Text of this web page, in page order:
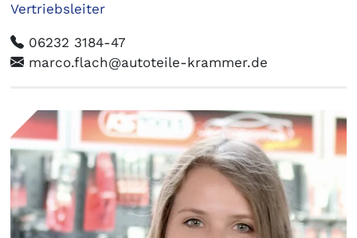
Vertriebsleiter
06232 3184-47
marco.flach@autoteile-krammer.de